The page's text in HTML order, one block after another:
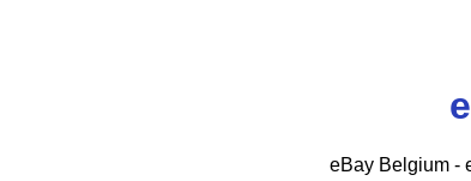
eBay Belgium -